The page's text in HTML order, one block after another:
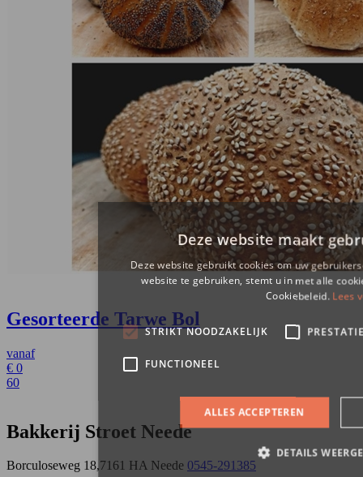
Gesorteerde Tarwe Bol
vanaf
€ 0
60
Bakkerij Stroet Neede
Borculoseweg 18,7161 HA Neede 0545-291385